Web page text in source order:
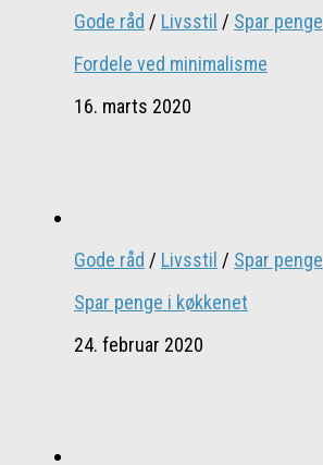
Gode råd / Livsstil / Spar penge
Fordele ved minimalisme
16. marts 2020
Gode råd / Livsstil / Spar penge
Spar penge i køkkenet
24. februar 2020